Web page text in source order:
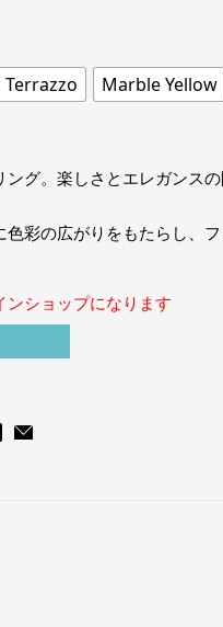
Terrazzo
Marble Yellow
グ。楽しさとエレガンス
彩の広がりをもたらし、
ショップになります